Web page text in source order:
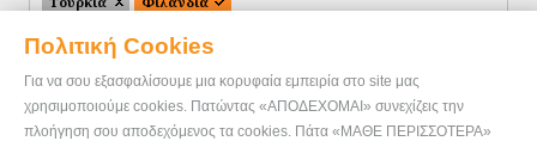
Πολιτική Cookies
Για να σου εξασφαλίσουμε μια κορυφαία εμπειρία στο site μας
χρησιμοποιούμε cookies. Πατώντας «ΑΠΟΔΕΧΟΜΑΙ» συνεχίζεις την
πλοήγηση σου αποδεχόμενος τα cookies. Πάτα «ΜΑΘΕ ΠΕΡΙΣΣΟΤΕΡΑ»